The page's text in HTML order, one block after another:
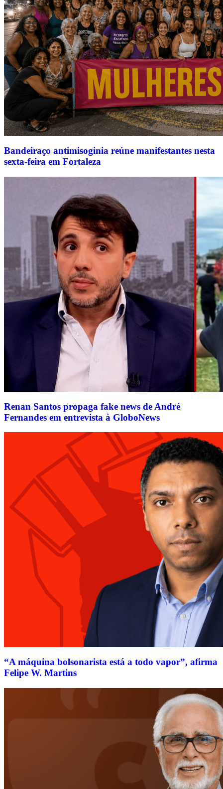
Bandeiraço antimisoginia reúne manifestantes nesta
sexta-feira em Fortaleza
Renan Santos propaga fake news de André
Fernandes em entrevista à GloboNews
“A máquina bolsonarista está a todo vapor”, afirma
Felipe W. Martins